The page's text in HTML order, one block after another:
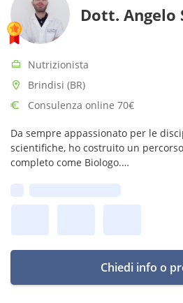
Dott. Angelo
Nutrizionista
Brindisi (BR)
Consulenza online 70€
Da sempre appassionato per le
scientifiche, ho costruito un
completo come Biologo.
Chiedi info o